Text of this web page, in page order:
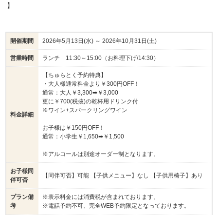
】
開催期間 2026年5月13日(水) ～ 2026年10月31日(土)
営業時間 ランチ 11:30～15:00（お料理下げ/14:30）
料金詳細
【ちゅらとく予約特典】
・大人様通常料金より￥300円OFF！
通常：大人￥3,300➡￥3,000
更に￥700(税抜)の乾杯用ドリンク付
※ワイン+スパークリングワイン
お子様は￥150円OFF！
通常：小学生￥1,650➡￥1,500
※アルコールは別途オーダー制となります。
お子様同
伴可否
【同伴可否】可能 【子供メニュー】なし 【子供用椅子】あり
プラン備
考
※表示料金には消費税が含まれております。
※電話予約不可、完全WEB予約限定となっております。